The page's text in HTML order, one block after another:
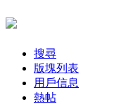
搜尋
版塊列表
用戶信息
熱帖